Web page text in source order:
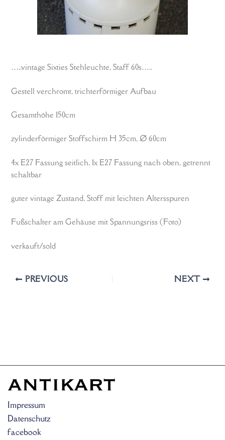
…..vintage Sixties Stehleuchte, Staff 60s…..
Gestell verchromt, trichterförmiger Aufbau
Gesamthöhe 150cm
zylinderförmiger Stoffschirm H 35cm, Ø 60cm
4x E27 Fassung seitlich, 1x E27 Fassung nach oben, getrennt
schaltbar
guter vintage Zustand, Stoff mit leichten Altersspuren
Fußschalter am Gehäuse mit Spannungsriss (Foto)
verkauft/sold
PREVIOUS NEXT
Impressum
Datenschutz
facebook